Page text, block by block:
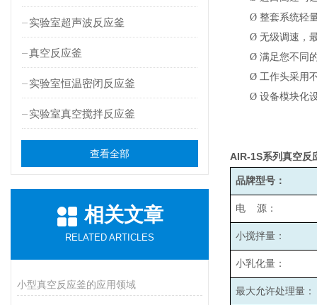
实验室超声波反应釜
真空反应釜
实验室恒温密闭反应釜
实验室真空搅拌反应釜
查看全部
相关文章
RELATED ARTICLES
小型真空反应釜的应用领域
Ø 整套系统轻
Ø 无级调速，
Ø 满足您不同
Ø 工作头采用
Ø 设备模块化
AIR-1S系列真空反
品牌型号：
电 源：
小搅拌量：
小乳化量：
最大允许处理量：